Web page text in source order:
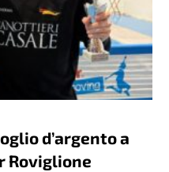
d’argento a
Roviglione